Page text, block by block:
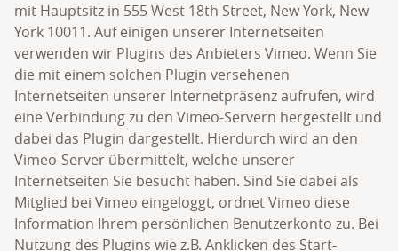
mit Hauptsitz in 555 West 18th Street, New York, New
York 10011. Auf einigen unserer Internetseiten
verwenden wir Plugins des Anbieters Vimeo. Wenn Sie
die mit einem solchen Plugin versehenen
Internetseiten unserer Internetpräsenz aufrufen, wird
eine Verbindung zu den Vimeo-Servern hergestellt und
dabei das Plugin dargestellt. Hierdurch wird an den
Vimeo-Server übermittelt, welche unserer
Internetseiten Sie besucht haben. Sind Sie dabei als
Mitglied bei Vimeo eingeloggt, ordnet Vimeo diese
Information Ihrem persönlichen Benutzerkonto zu. Bei
Nutzung des Plugins wie z.B. Anklicken des Start-